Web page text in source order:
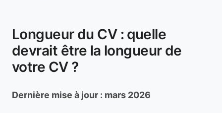
Longueur du CV : quelle
devrait être la longueur de
votre CV ?
Dernière mise à jour : mars 2026